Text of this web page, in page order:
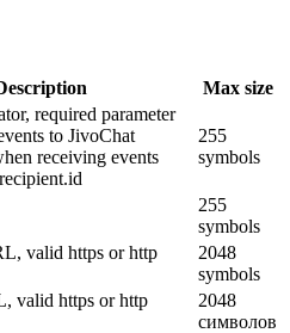
Max size
required parameter
to JivoChat
receiving events
255
symbols
255
symbols
valid https or http
2048
symbols
valid https or http
2048
символов